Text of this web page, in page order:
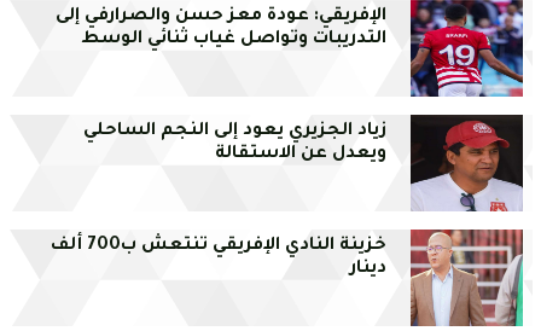
الإفريقي: عودة معز حسن والصرارفي إلى
التدريبات وتواصل غياب ثنائي الوسط
زياد الجزيري يعود إلى النجم الساحلي
ويعدل عن الاستقالة
خزينة النادي الإفريقي تنتعش ب700 ألف
دينار